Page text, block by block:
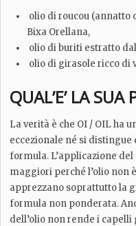
olio di roucou (annatto
Bixa Orellana,
olio di buriti estratto
olio di girasole ricco di
QUAL’E’ LA SUA
La verità è che OI / OIL ha
eccezionale né si
formula. L’applicazione
maggiori perché l’olio non
apprezzano soprattutto la
formula non ponderata.
dell’olio non rende i capelli